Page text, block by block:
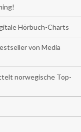
Hörbuch-Charts
von Media
norwegische Top-